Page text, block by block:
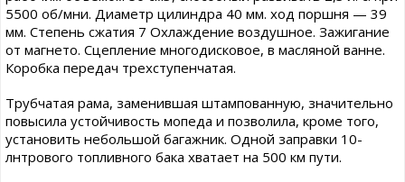
5500 об/мни. Диаметр цилиндра 40 мм. ход поршня — 39
мм. Степень сжатия 7 Охлаждение воздушное. Зажигание
от магнето. Сцепление многодисковое, в масляной ванне.
Коробка передач трехступенчатая.
Трубчатая рама, заменившая штампованную, значительно
повысила устойчивость мопеда и позволила, кроме того,
установить небольшой багажник. Одной заправки 10-
лнтрового топливного бака хватает на 500 км пути.